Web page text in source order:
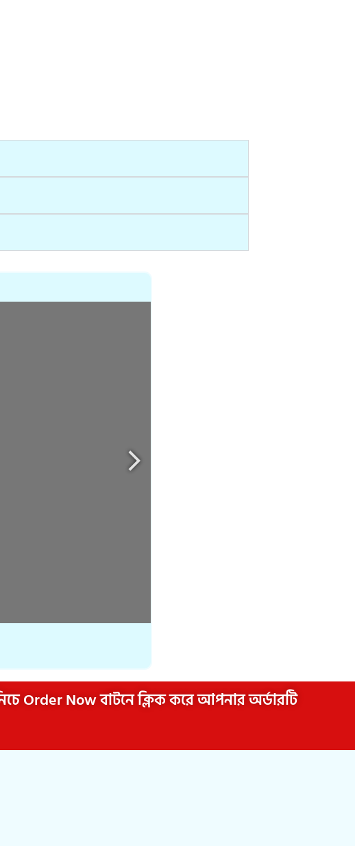
Order Now বাটনে ক্লিক করে আপনার অর্ডারটি